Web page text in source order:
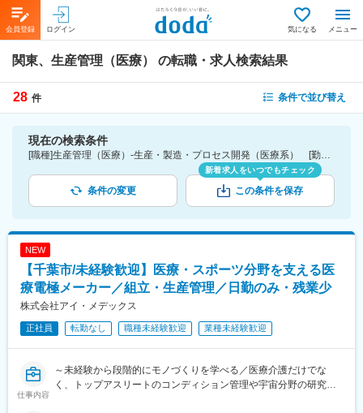
会員登録 ログイン 気になる メニュー
関東、生産管理（医療） の転職・求人検索結果
28 件 条件で並び替え
現在の検索条件
[職種]生産管理（医療）-生産・製造・プロセス開発（医療系） [勤務地]関東
条件の変更
新着求人をいつでもチェック
この条件を保存
NEW
【千葉市/未経験歓迎】医療・スポーツ分野を支える医
療電極メーカー／組立・生産管理／日勤のみ・残業少
株式会社アイ・メデックス
正社員 転勤なし 職種未経験歓迎 業種未経験歓迎
仕事内容
～未経験から段階的にモノづくりを学べる／医療介護だけでな
く、トップアスリートのコンディション管理や宇宙分野の研究な